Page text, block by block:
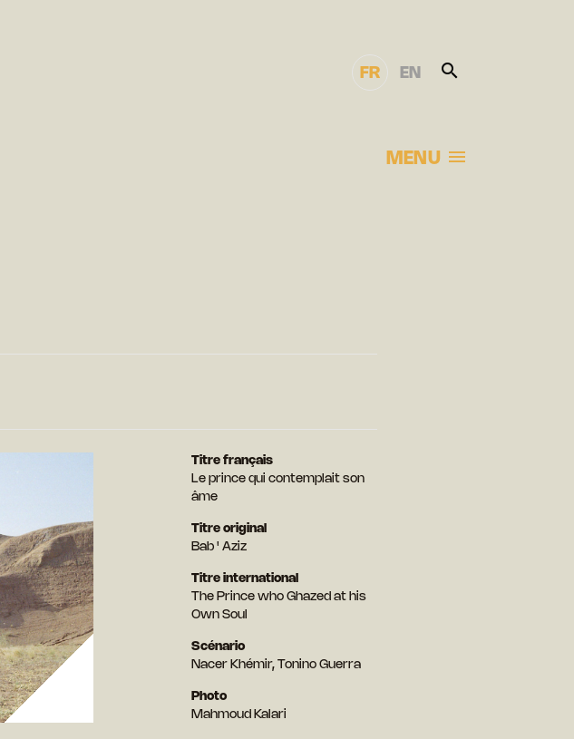
FR EN
MENU
Titre français
Le prince qui contemplait son
âme
Titre original
Bab ' Aziz
Titre international
The Prince who Ghazed at his
Own Soul
Scénario
Nacer Khémir, Tonino Guerra
Photo
Mahmoud Kalari